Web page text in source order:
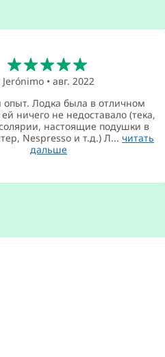
Jerónimo• авг. 2022
Лодка была в отличном
ничего не недоставало (тека,
настоящие подушки в
Nespresso и т.д.) Л... читать
дальше